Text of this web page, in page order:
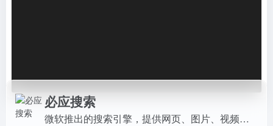
必应搜索
微软推出的搜索引擎，提供网页、图片、视频和新闻等多种内容的搜索服务，支持多语言和隐私保护功能，是全球广泛使用的搜索引擎之一。